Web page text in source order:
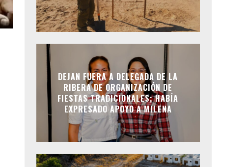
DEJAN FUERA A DELEGADA DE LA
RIBERA DE ORGANIZACIÓN DE
FIESTAS TRADICIONALES; HABÍA
EXPRESADO APOYO A MILENA